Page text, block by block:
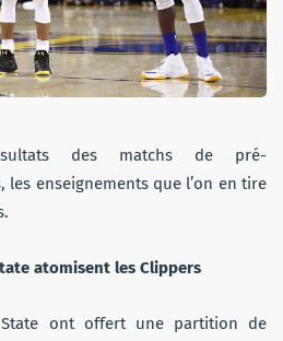
des matchs de pré-
enseignements que l’on en tire
atomisent les Clippers
ont offert une partition de